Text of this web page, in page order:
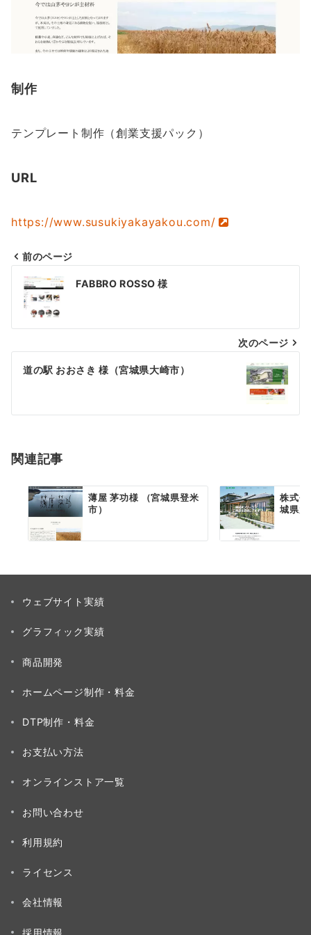
制作
テンプレート制作（創業支援パック）
URL
https://www.susukiyakayakou.com/
投
稿
ビ
ゲ
シ
ン
前のページ
FABBRO ROSSO 様
次のページ
道の駅 おおさき 様（宮城県大崎市）
関連記事
薄屋 茅功様 （宮城県登米
市）
株式会
城県大
ウェブサイト実績
グラフィック実績
商品開発
ホームページ制作・料金
DTP制作・料金
お支払い方法
オンラインストア一覧
お問い合わせ
利用規約
ライセンス
会社情報
採用情報